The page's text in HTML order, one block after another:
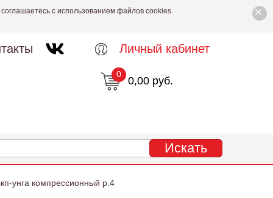
×
с использованием файлов cookies.
Личный кабинет
0,00 руб.
0
унга компрессионный р.4